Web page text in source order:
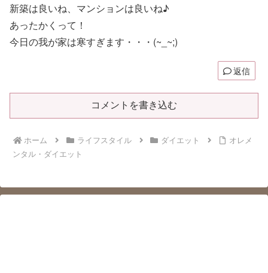
新築は良いね、マンションは良いね♪
あったかくって！
今日の我が家は寒すぎます・・・(~_~;)
返信
コメントを書き込む
ホーム ライフスタイル ダイエット
オレメ
ンタル・ダイエット